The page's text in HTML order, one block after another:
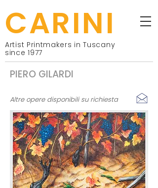
CARINI
Artist Printmakers in Tuscany
since 1977
PIERO GILARDI
Altre opere disponibili su richiesta